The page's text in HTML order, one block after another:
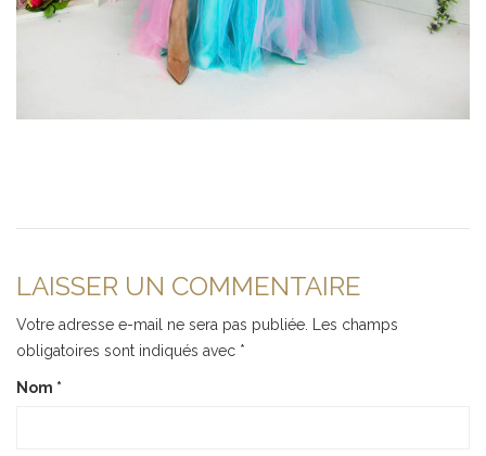
LAISSER UN COMMENTAIRE
Votre adresse e-mail ne sera pas publiée. Les champs
obligatoires sont indiqués avec *
Nom *